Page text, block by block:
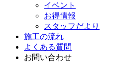
イベント
お得情報
スタッフだより
施工の流れ
よくある質問
お問い合わせ